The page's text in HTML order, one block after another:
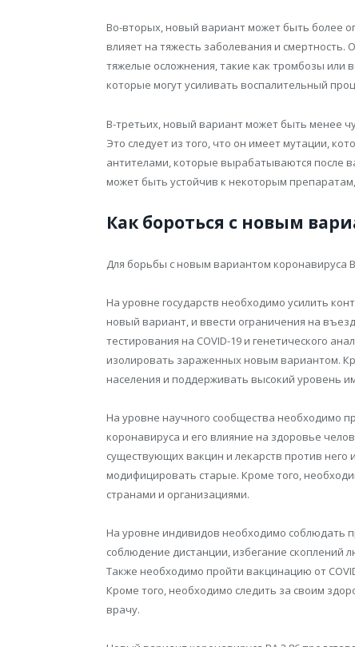
Во-вторых, новый вариант может быть более
влияет на тяжесть заболевания и
тяжелые осложнения, такие как тромбозы или
которые могут усиливать воспалительный
В-третьих, новый вариант может быть менее
Это следует из того, что он имеет мутации,
антителами, которые вырабатываются после
может быть устойчив к некоторым
Как бороться с новым
Для борьбы с новым вариантом коронавируса
На уровне государств необходимо усилить
новый вариант, и ввести ограничения на
тестирования на COVID-19 и генетического
изолировать зараженных новым вариантом.
населения и поддерживать высокий уровень
На уровне научного сообщества необходимо
коронавируса и его влияние на здоровье
существующих вакцин и лекарств против
модифицировать старые. Кроме того,
странами и организациями.
На уровне индивидов необходимо соблюдать
соблюдение дистанции, избегание
Также необходимо пройти вакцинацию от
Кроме того, необходимо следить за своим
врачу.